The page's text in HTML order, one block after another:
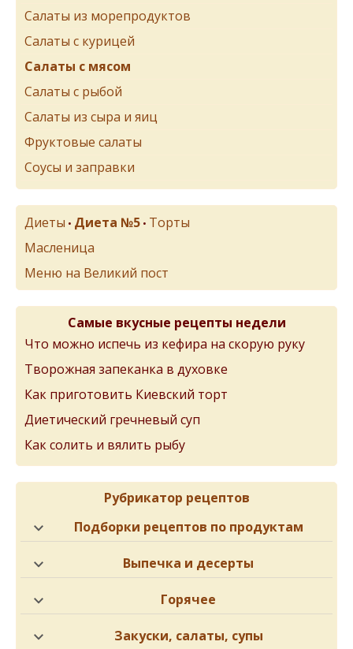
Салаты из морепродуктов
Салаты с курицей
Салаты с мясом
Салаты с рыбой
Салаты из сыра и яиц
Фруктовые салаты
Соусы и заправки
Диеты • Диета №5 • Торты
Масленица
Меню на Великий пост
Самые вкусные рецепты недели
Что можно испечь из кефира на скорую руку
Творожная запеканка в духовке
Как приготовить Киевский торт
Диетический гречневый суп
Как солить и вялить рыбу
Рубрикатор рецептов
Подборки рецептов по продуктам
Выпечка и десерты
Горячее
Закуски, салаты, супы